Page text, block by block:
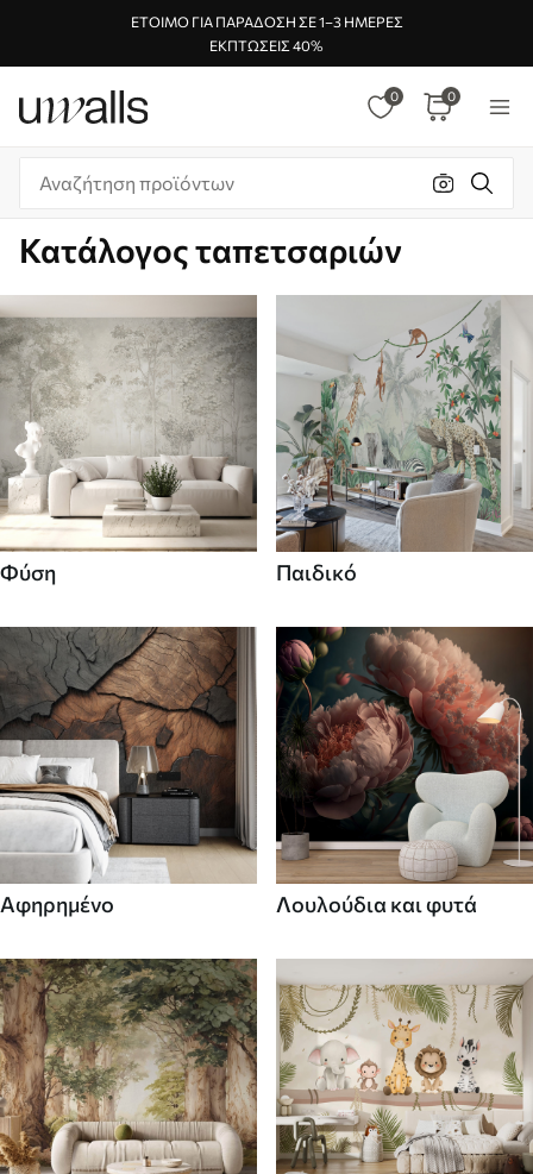
ΈΤΟΙΜΟ ΓΙΑ ΠΑΡΆΔΟΣΗ ΣΕ 1–3 ΗΜΈΡΕΣ
ΕΚΠΤΏΣΕΙΣ 40%
0 0
Κατάλογος ταπετσαριών
Φύση Παιδικό
Αφηρημένο Λουλούδια και φυτά